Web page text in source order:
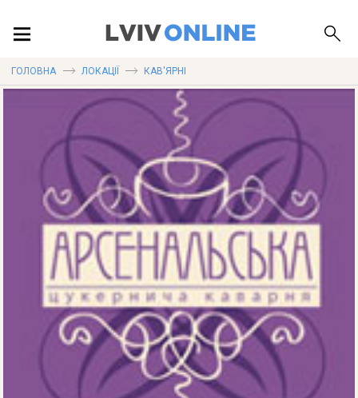
ЛОКАЦІЇ
ПУБЛІКАЦІЇ
ДОВІДКА
ГОЛОВНА ЛОКАЦІЇ КАВ'ЯРНІ